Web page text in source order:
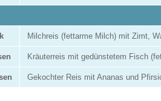
Milchreis (fettarme Milch) mit Zimt,
Kräuterreis mit gedünstetem Fisch
Gekochter Reis mit Ananas und